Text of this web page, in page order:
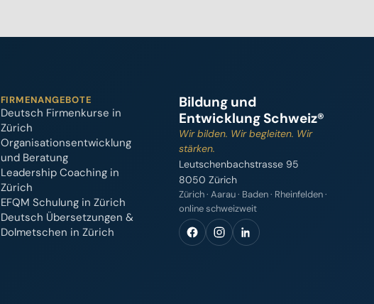
FIRMENANGEBOTE
Deutsch Firmenkurse in
Zürich
Organisationsentwicklung
und Beratung
Leadership Coaching in
Zürich
EFQM Schulung in Zürich
Deutsch Übersetzungen &
Dolmetschen in Zürich
Bildung und
Entwicklung Schweiz®
Wir bilden. Wir begleiten. Wir
stärken.
Leutschenbachstrasse 95
8050 Zürich
Zürich · Aarau · Baden · Rheinfelden ·
online schweizweit